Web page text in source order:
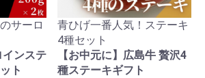
サーロ
インステ
ト
青ひげ一番人気！ステーキ
4種セット
【お中元に】広島牛 贅沢4
種ステーキギフト